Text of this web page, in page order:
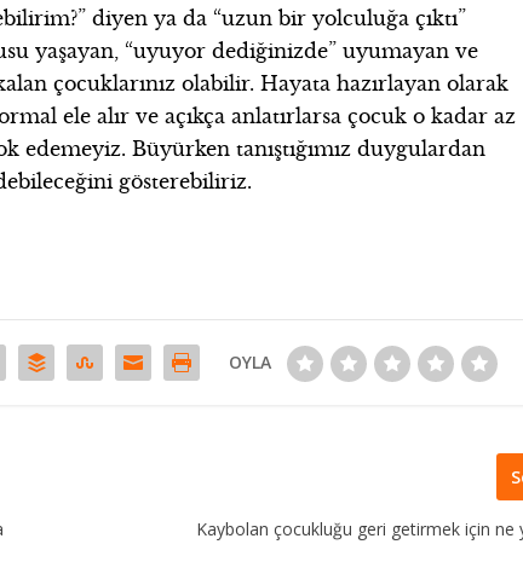
diyen ya da “uzun bir yolculuğa çıktı”
yaşayan, “uyuyor dediğinizde” uyumayan ve
çocuklarınız olabilir. Hayata hazırlayan olarak
ele alır ve açıkça anlatırlarsa çocuk o kadar az
edemeyiz. Büyürken tanıştığımız duygulardan
gösterebiliriz.
OYLA
Kaybolan çocukluğu geri getirmek için ne